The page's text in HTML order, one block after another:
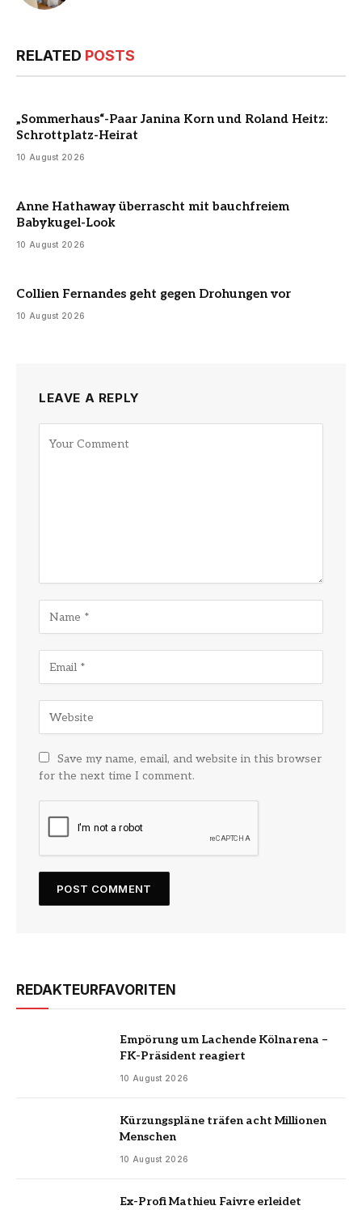
RELATED POSTS
„Sommerhaus“-Paar Janina Korn und Roland Heitz:
Schrottplatz-Heirat
10 August 2026
Anne Hathaway überrascht mit bauchfreiem
Babykugel-Look
10 August 2026
Collien Fernandes geht gegen Drohungen vor
10 August 2026
LEAVE A REPLY
Save my name, email, and website in this browser
for the next time I comment.
REDAKTEURFAVORITEN
Empörung um Lachende Kölnarena –
FK-Präsident reagiert
10 August 2026
Kürzungspläne träfen acht Millionen
Menschen
10 August 2026
Ex-Profi Mathieu Faivre erleidet